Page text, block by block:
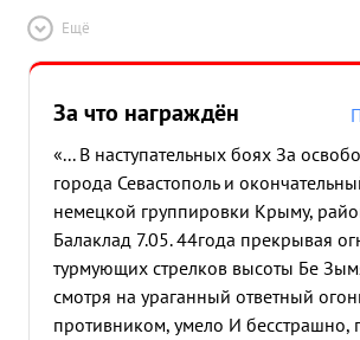
Ещё
За что награждён
«... В наступательных боях За
города Севастополь и
немецкой группировки Крыму,
Балаклад 7.05. 44года прекрывая
турмующих стрелков высоты Бе
смотря на ураганный ответный
противником, умело И бесстрашно,